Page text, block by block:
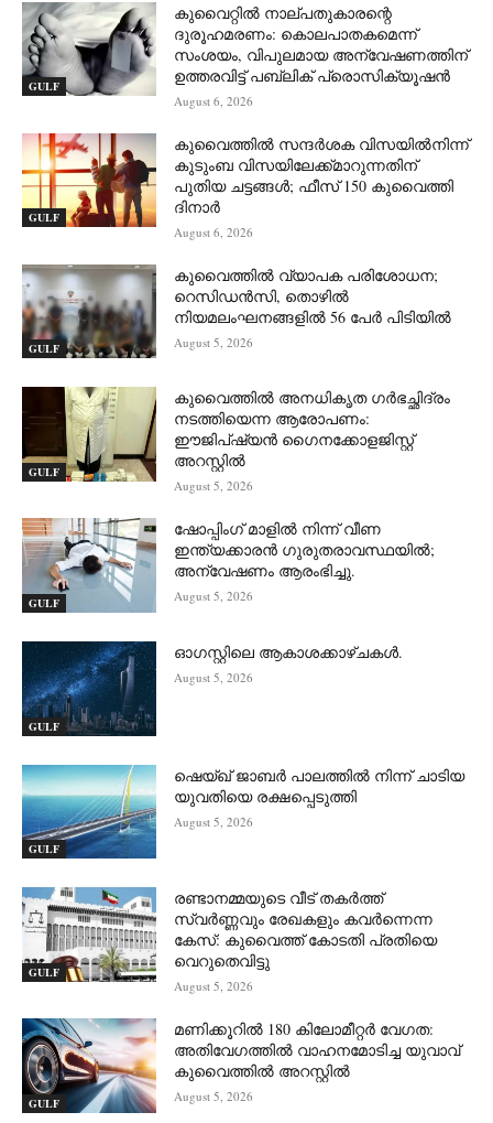
GULF
കുവൈറ്റിൽ നാല്പതുകാരന്റെ
ദുരൂഹമരണം: കൊലപാതകമെന്ന്
സംശയം, വിപുലമായ അന്വേഷണത്തിന്
ഉത്തരവിട്ട് പബ്ലിക് പ്രൊസിക്യൂഷൻ
August 6, 2026
GULF
കുവൈത്തിൽ സന്ദർശക വിസയിൽനിന്ന്
കുടുംബ വിസയിലേക്ക്മാറുന്നതിന്
പുതിയ ചട്ടങ്ങൾ; ഫീസ് 150 കുവൈത്തി
ദിനാർ
August 6, 2026
GULF
കുവൈത്തിൽ വ്യാപക പരിശോധന;
റെസിഡൻസി, തൊഴിൽ
നിയമലംഘനങ്ങളിൽ 56 പേർ പിടിയിൽ
August 5, 2026
GULF
കുവൈത്തിൽ അനധികൃത ഗർഭച്ഛിദ്രം
നടത്തിയെന്ന ആരോപണം:
ഈജിപ്ഷ്യൻ ഗൈനക്കോളജിസ്റ്റ്
അറസ്റ്റിൽ
August 5, 2026
GULF
ഷോപ്പിംഗ് മാളിൽ നിന്ന് വീണ
ഇന്ത്യക്കാരൻ ഗുരുതരാവസ്ഥയിൽ;
അന്വേഷണം ആരംഭിച്ചു.
August 5, 2026
GULF
ഓഗസ്റ്റിലെ ആകാശക്കാഴ്ചകൾ.
August 5, 2026
GULF
ഷെയ്ഖ് ജാബർ പാലത്തിൽ നിന്ന് ചാടിയ
യുവതിയെ രക്ഷപ്പെടുത്തി
August 5, 2026
GULF
രണ്ടാനമ്മയുടെ വീട് തകർത്ത്
സ്വർണ്ണവും രേഖകളും കവർന്നെന്ന
കേസ്: കുവൈത്ത് കോടതി പ്രതിയെ
വെറുതെവിട്ടു
August 5, 2026
GULF
മണിക്കൂറിൽ 180 കിലോമീറ്റർ വേഗത:
അതിവേഗത്തിൽ വാഹനമോടിച്ച യുവാവ്
കുവൈത്തിൽ അറസ്റ്റിൽ
August 5, 2026